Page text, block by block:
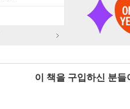
이 책을 구입하신 분